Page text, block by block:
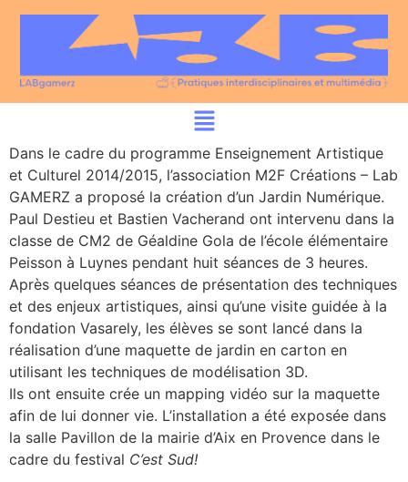
Dans le cadre du programme Enseignement Artistique
et Culturel 2014/2015, l’association M2F Créations – Lab
GAMERZ a proposé la création d’un Jardin Numérique.
Paul Destieu et Bastien Vacherand ont intervenu dans la
classe de CM2 de Géaldine Gola de l’école élémentaire
Peisson à Luynes pendant huit séances de 3 heures.
Après quelques séances de présentation des techniques
et des enjeux artistiques, ainsi qu’une visite guidée à la
fondation Vasarely, les élèves se sont lancé dans la
réalisation d’une maquette de jardin en carton en
utilisant les techniques de modélisation 3D.
Ils ont ensuite crée un mapping vidéo sur la maquette
afin de lui donner vie. L’installation a été exposée dans
la salle Pavillon de la mairie d’Aix en Provence dans le
cadre du festival C’est Sud!